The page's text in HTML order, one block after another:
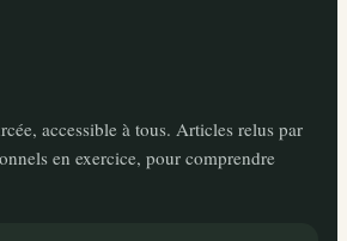
accessible à tous. Articles relus par
en exercice, pour comprendre